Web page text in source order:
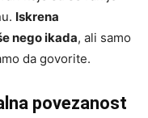
Iskrena
nego ikada, ali samo
da govorite.
povezanost